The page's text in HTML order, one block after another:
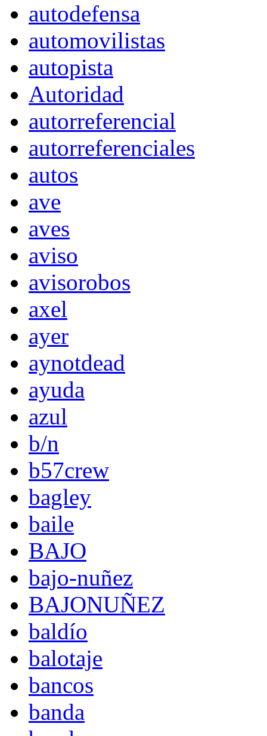
autodefensa
automovilistas
autopista
Autoridad
autorreferencial
autorreferenciales
autos
ave
aves
aviso
avisorobos
axel
ayer
aynotdead
ayuda
azul
b/n
b57crew
bagley
baile
BAJO
bajo-nuñez
BAJONUÑEZ
baldío
balotaje
bancos
banda